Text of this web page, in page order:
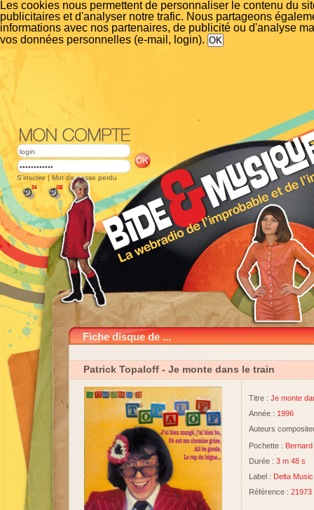
Les cookies nous permettent de personnaliser le contenu du
publicitaires et d'analyser notre trafic. Nous partageons
informations avec nos partenaires, de publicité ou d'analyse
vos données personnelles (e-mail, login).
S'inscrire | Mot de passe perdu
Fiche disque de ...
Patrick Topaloff - Je monte dans le train
Titre : Je monte
Année : 1996
Auteurs
Pochette :
Durée : 3 m 48 s
Label : Delta Music
Référence : 21973